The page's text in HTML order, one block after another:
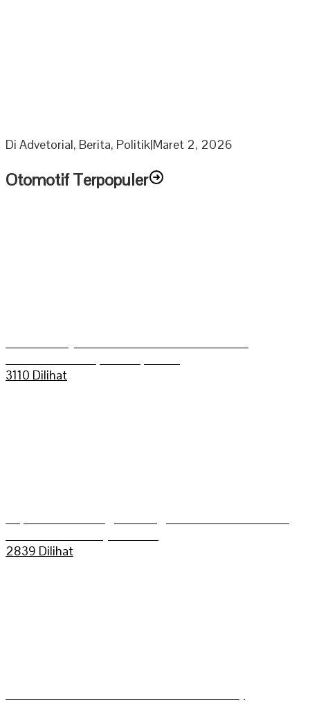
Di Advetorial, Berita, Politik|Maret 2, 2026
Otomotif Terpopuler
3110 Dilihat
2839 Dilihat